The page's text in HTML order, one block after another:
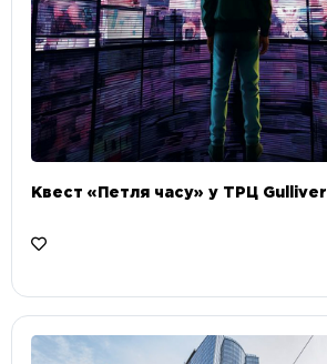
Квест «Петля часу» у ТРЦ Gulliver